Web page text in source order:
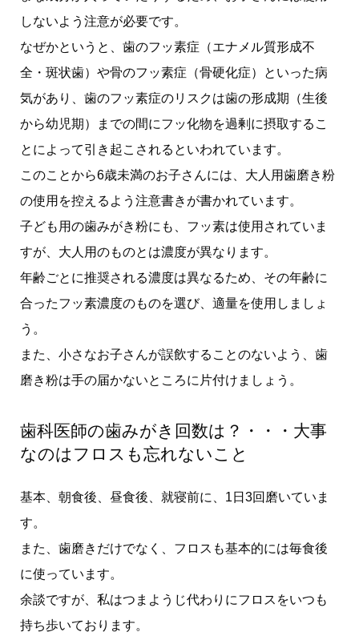
しないよう注意が必要です。
なぜかというと、歯のフッ素症（エナメル質形成不
全・斑状歯）や骨のフッ素症（骨硬化症）といった病
気があり、歯のフッ素症のリスクは歯の形成期（生後
から幼児期）までの間にフッ化物を過剰に摂取するこ
とによって引き起こされるといわれています。
このことから6歳未満のお子さんには、大人用歯磨き粉
の使用を控えるよう注意書きが書かれています。
子ども用の歯みがき粉にも、フッ素は使用されていま
すが、大人用のものとは濃度が異なります。
年齢ごとに推奨される濃度は異なるため、その年齢に
合ったフッ素濃度のものを選び、適量を使用しましょ
う。
また、小さなお子さんが誤飲することのないよう、歯
磨き粉は手の届かないところに片付けましょう。
歯科医師の歯みがき回数は？・・・大事
なのはフロスも忘れないこと
基本、朝食後、昼食後、就寝前に、1日3回磨いていま
す。
また、歯磨きだけでなく、フロスも基本的には毎食後
に使っています。
余談ですが、私はつまようじ代わりにフロスをいつも
持ち歩いております。